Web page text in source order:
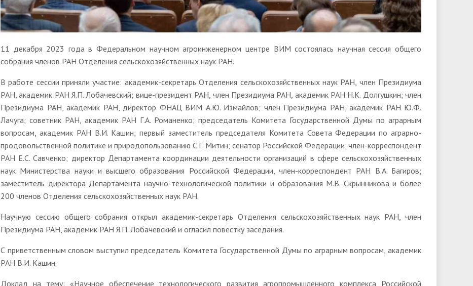
11 декабря 2023 года в Федеральном научном агроинженерном центре ВИМ состоялась научная сессия общего
собрания членов РАН Отделения сельскохозяйственных наук РАН.
В работе сессии приняли участие: академик-секретарь Отделения сельскохозяйственных наук РАН, член Президиума
РАН, академик РАН Я.П. Лобачевский; вице-президент РАН, член Президиума РАН, академик РАН Н.К. Долгушкин; член
Президиума РАН, академик РАН, директор ФНАЦ ВИМ А.Ю. Измайлов; член Президиума РАН, академик РАН Ю.Ф.
Лачуга; советник РАН, академик РАН Г.А. Романенко; председатель Комитета Государственной Думы по аграрным
вопросам, академик РАН В.И. Кашин; первый заместитель председателя Комитета Совета Федерации по аграрно-
продовольственной политике и природопользованию С.Г. Митин; сенатор Российской Федерации, член-корреспондент
РАН Е.С. Савченко; директор Департамента координации деятельности организаций в сфере сельскохозяйственных
наук Министерства науки и высшего образования Российской Федерации, член-корреспондент РАН В.А. Багиров;
заместитель директора Департамента научно-технологической политики и образования М.В. Скрынникова и более
200 членов Отделения сельскохозяйственных наук РАН.
Научную сессию общего собрания открыл академик-секретарь Отделения сельскохозяйственных наук РАН, член
Президиума РАН, академик РАН Я.П. Лобачевский и огласил повестку заседания.
С приветственным словом выступил председатель Комитета Государственной Думы по аграрным вопросам, академик
РАН В.И. Кашин.
Доклад на тему: «Научное обеспечение технологического развития агропромышленного комплекса Российской